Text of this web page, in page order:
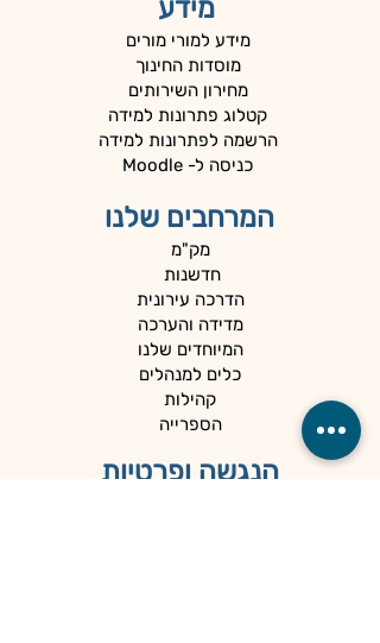
מידע
מידע למורי מורים
מוסדות החינוך
מחירון השירותים
קטלוג פתרונות למידה
הרשמה לפתרונות למידה
כניסה ל- Moodle
המרחבים שלנו
מק"מ
חדשנות
הדרכה עירונית
מדידה והערכה
המיוחדים שלנו
כלים למנהלים
קהילות
הספרייה
הנגשה ופרטיות